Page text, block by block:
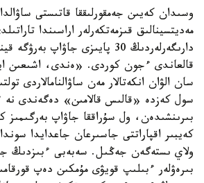
وسىدان كەيىن جەمقورلىققا قاتىستى
مەديتسينالىق قىزمەتكەرلەر اراسىندا
دارىگەرلەردىڭ 30 پايىزى جاۋاپ
قالعاندى ءجون كوردى. «ەندى، اشىعىن
سان الۋان انكەتالار مەن ساۋالنامالاردى
سول كەزدە «قالىس قالامىن» دەگەندى نە
بىرىنشىدەن، ول سۇراققا جاۋاپ بەرگىمىز
كەيبىر اقپاراتتى جاسىرعان جاعدايدا
ولاي ىستەگەن جەڭىل. سەبەبى ءبىزدىڭ
بىرەۋلەر ءبىلىپ قويۋى مۇمكىن دەپ